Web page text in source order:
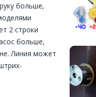
больше,
2 строки
больше,
Линия может